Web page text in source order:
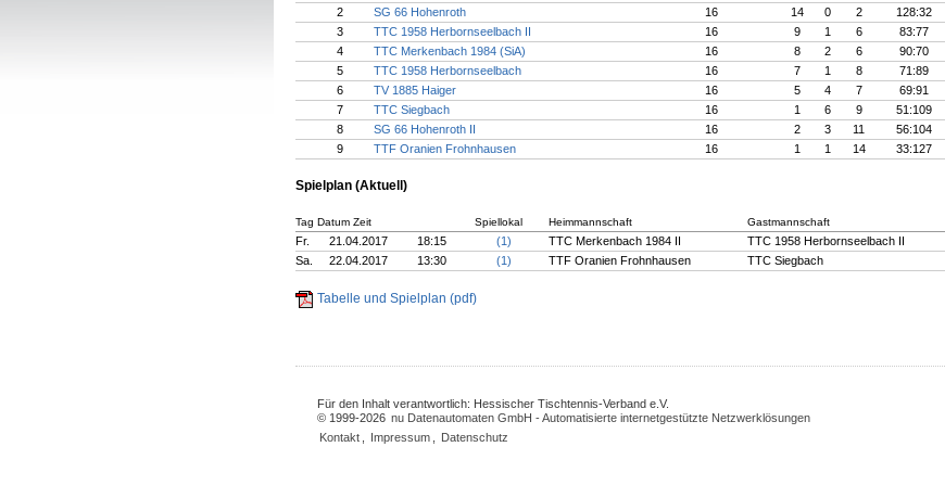
2
SG 66 Hohenroth 16 14 0 2 128:32
3
TTC 1958 Herbornseelbach II 16 9 1 6 83:77
4
TTC Merkenbach 1984 (SiA) 16 8 2 6 90:70
5
TTC 1958 Herbornseelbach 16 7 1 8 71:89
6
TV 1885 Haiger 16 5 4 7 69:91
7
TTC Siegbach 16 1 6 9 51:109
8
SG 66 Hohenroth II 16 2 3 11 56:104
9
TTF Oranien Frohnhausen 16 1 1 14 33:127
Spielplan (Aktuell)
Tag Datum Zeit Spiellokal Heimmannschaft Gastmannschaft
Fr. 21.04.2017 18:15 (1) TTC Merkenbach 1984 II TTC 1958 Herbornseelbach II
Sa.
22.04.2017 13:30 (1) TTF Oranien Frohnhausen TTC Siegbach
Tabelle und Spielplan (pdf)
Für den Inhalt verantwortlich: Hessischer Tischtennis-Verband e.V.
© 1999-2026 nu Datenautomaten GmbH - Automatisierte internetgestützte Netzwerklösungen
Kontakt
Impressum Datenschutz